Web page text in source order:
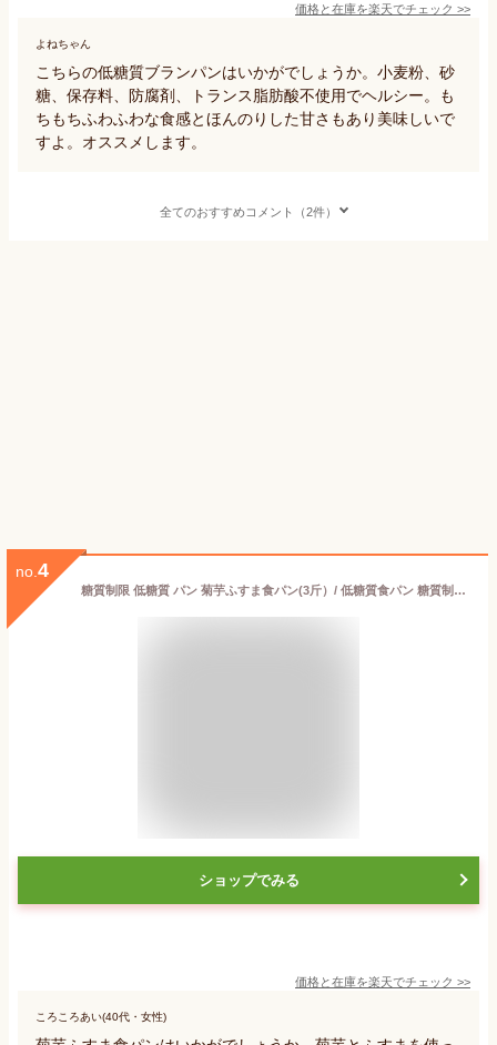
価格と在庫を楽天でチェック >>
よねちゃん
こちらの低糖質ブランパンはいかがでしょうか。小麦粉、砂
糖、保存料、防腐剤、トランス脂肪酸不使用でヘルシー。も
ちもちふわふわな食感とほんのりした甘さもあり美味しいで
すよ。オススメします。
全てのおすすめコメント（2件）
no. 4
糖質制限 低糖質 パン 菊芋ふすま食パン(3斤）/ 低糖質食パン 糖質制限パン 低糖質パン キクイモ 糖質制限ブランパン 高たんぱく 低脂肪 ローカーボ 低カロリーパン 糖質制限ダイエット 糖質オフ 低GI ロカボ 冷凍パン ギフト ロールパン
ショップでみる
価格と在庫を楽天でチェック >>
ころころあい(40代・女性)